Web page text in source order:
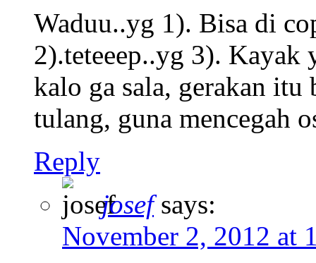
Waduu..yg 1). Bisa di
2).teteeep..yg 3).
kalo ga sala, gerakan itu
tulang, guna mencegah
Reply
josef says:
November 2, 2012 at